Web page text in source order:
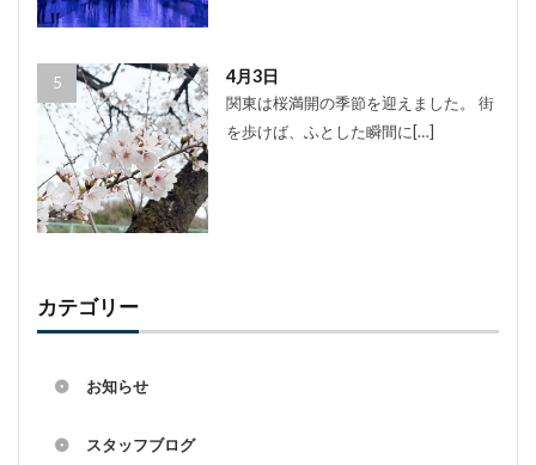
4月3日
関東は桜満開の季節を迎えました。 街
を歩けば、ふとした瞬間に[…]
カテゴリー
お知らせ
スタッフブログ